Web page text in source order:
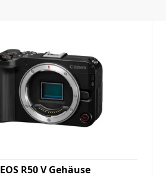
R50 V Gehäuse